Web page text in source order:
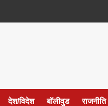
देश/विदेश बॉलीवुड राजनीति